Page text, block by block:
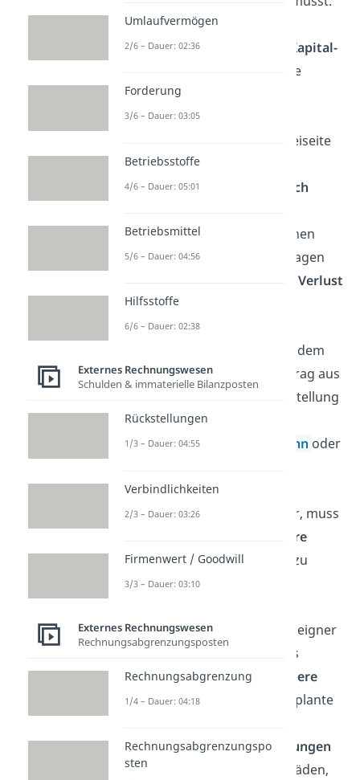
Anschließend bildest du
Kapital-
. Sie
dienen dazu, potenzielle
zukünftige Verluste
auszugleichen. Wie viel beiseite
gelegt wird, ist entweder
gesetzlich
vertraglich
auchEntnahmen
aus deinen
Kapital- und Gewinnrücklagen
tätigen, solange du einenVerlust
damit
Aus der Verrechnung mit dem
Gewinn- bzw. Verlustvortrag aus
dem Vorjahr und der Einstellung
in Rücklagen, ergibt sich
entweder ein
Bilanzgewinn oder
Liegt ein Bilanzgewinn vor, muss
weitere
Abgaben vornehmen. Dazu
zählen:
Dividenden
an Anteilseigner
deines Unternehmens
dieEinstellung in andere
Rücklagen
z. B. für geplante
zusätzliche Aufwendungen
z. B. Katastrophenschäden,
Umlaufvermögen
2/6 – Dauer: 02:36
Forderung
3/6 – Dauer: 03:05
Betriebsstoffe
4/6 – Dauer: 05:01
Betriebsmittel
5/6 – Dauer: 04:56
Hilfsstoffe
6/6 – Dauer: 02:38
Externes Rechnungswesen
Schulden & immaterielle Bilanzposten
Rückstellungen
1/3 – Dauer: 04:55
Verbindlichkeiten
2/3 – Dauer: 03:26
Firmenwert / Goodwill
3/3 – Dauer: 03:10
Externes Rechnungswesen
Rechnungsabgrenzungsposten
Rechnungsabgrenzung
1/4 – Dauer: 04:18
Rechnungsabgrenzungspo
sten